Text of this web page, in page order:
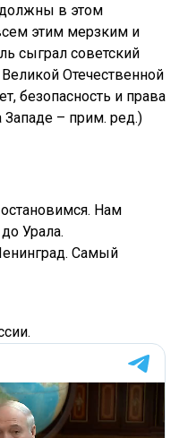
в этом
этим мерзким и
сыграл советский
Отечественной
безопасность и права
Западе – прим. ред.)
Нам
Урала.
Самый